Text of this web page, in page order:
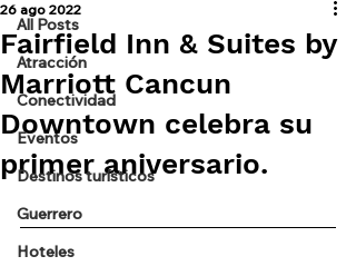
All Posts
Atracción
Conectividad
Eventos
Destinos turísticos
Guerrero
Hoteles
Fairfield Inn & Suites by
Marriott Cancun
Downtown celebra su
primer aniversario.
26 ago 2022